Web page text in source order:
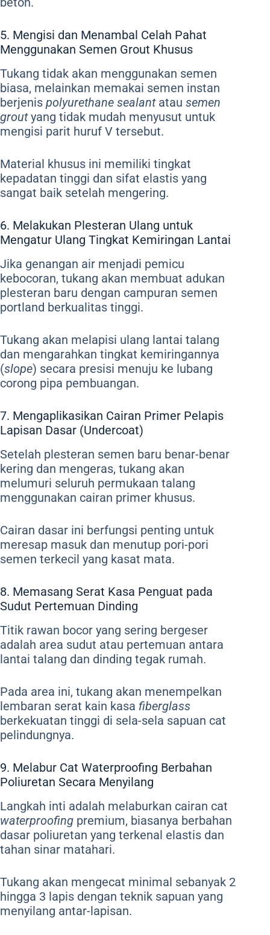
5. Mengisi dan Menambal Celah Pahat
Menggunakan Semen Grout Khusus
Tukang tidak akan menggunakan semen
biasa, melainkan memakai semen instan
berjenis polyurethane sealantatau semen
groutyang tidak mudah menyusut untuk
mengisi parit huruf V tersebut.
Material khusus ini memiliki tingkat
kepadatan tinggi dan sifat elastis yang
sangat baik setelah mengering.
6. Melakukan Plesteran Ulang untuk
Mengatur Ulang Tingkat Kemiringan Lantai
Jika genangan air menjadi pemicu
kebocoran, tukang akan membuat adukan
plesteran baru dengan campuran semen
portland berkualitas tinggi.
Tukang akan melapisi ulang lantai talang
dan mengarahkan tingkat kemiringannya
(slope) secara presisi menuju ke lubang
corong pipa pembuangan.
7. Mengaplikasikan Cairan Primer Pelapis
Lapisan Dasar (Undercoat)
Setelah plesteran semen baru benar-benar
kering dan mengeras, tukang akan
melumuri seluruh permukaan talang
menggunakan cairan primer khusus.
Cairan dasar ini berfungsi penting untuk
meresap masuk dan menutup pori-pori
semen terkecil yang kasat mata.
8. Memasang Serat Kasa Penguat pada
Sudut Pertemuan Dinding
Titik rawan bocor yang sering bergeser
adalah area sudut atau pertemuan antara
lantai talang dan dinding tegak rumah.
Pada area ini, tukang akan menempelkan
lembaran serat kain kasa fiberglass
berkekuatan tinggi di sela-sela sapuan cat
pelindungnya.
9. Melabur Cat Waterproofing Berbahan
Poliuretan Secara Menyilang
Langkah inti adalah melaburkan cairan cat
waterproofing premium, biasanya berbahan
dasar poliuretan yang terkenal elastis dan
tahan sinar matahari.
Tukang akan mengecat minimal sebanyak 2
hingga 3 lapis dengan teknik sapuan yang
menyilang antar-lapisan.